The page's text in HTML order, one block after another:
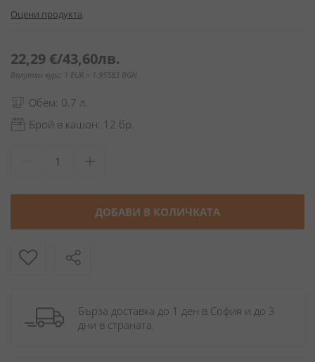
снимки
Оцени продукта
22,29 €/43,60лв.
Валутен курс: 1 EUR = 1.95583 BGN
Обем: 0.7 л.
Брой в кашон: 12 бр.
ДОБАВИ В КОЛИЧКАТА
Бърза доставка до 1 ден в София и до 3
дни в страната.